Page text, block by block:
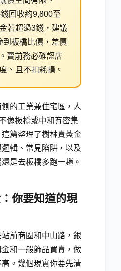
回收約9,800至
若超過3錢，建議
到板橋比價，差價
賣前務必確認店
、且不扣耗損。
的工業兼住宅區，人
像板橋或中和有密集
篇整理了樹林賣黃金
輯、常見陷阱，以及
是去板橋多跑一趟。
你要知道的現
前商圈和中山路，銀
和一般飾品買賣，做
。幾個現實你要先清